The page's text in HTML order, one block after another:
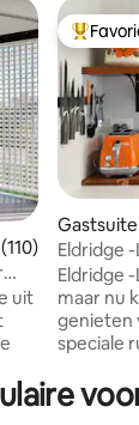
uit
Gastsuite
ba
Eldridge
Eldridge
maar nu
genieten
speciale
Albert